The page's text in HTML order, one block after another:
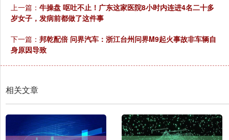
上一篇： 牛操盘 呕吐不止！广东这家医院8小时内连进4名二十多
岁女子，发病前都做了这件事
下一篇： 邦乾配倍 问界汽车：浙江台州问界M9起火事故非车辆自
身原因导致
相关文章